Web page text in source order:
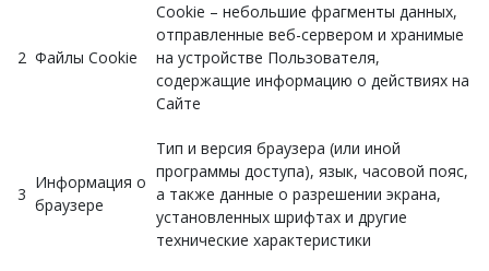
2 Файлы Cookie
Cookie – небольшие фрагменты данных,
отправленные веб-сервером и хранимые
на устройстве Пользователя,
содержащие информацию о действиях на
Сайте
3
Информация о
браузере
Тип и версия браузера (или иной
программы доступа), язык, часовой пояс,
а также данные о разрешении экрана,
установленных шрифтах и другие
технические характеристики